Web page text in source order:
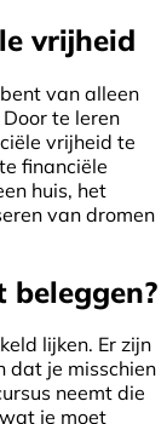
vrijheid
van alleen
te leren
vrijheid te
financiële
huis, het
van dromen
beleggen?
lijken. Er zijn
dat je misschien
neemt die
je moet